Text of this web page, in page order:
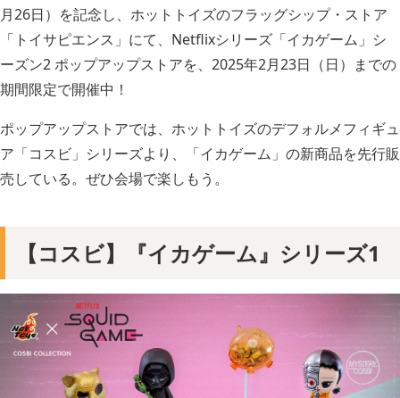
月26日）を記念し、ホットトイズのフラッグシップ・ストア
「トイサピエンス」にて、Netflixシリーズ「イカゲーム」シ
ーズン2 ポップアップストアを、2025年2月23日（日）までの
期間限定で開催中！
ポップアップストアでは、ホットトイズのデフォルメフィギュ
ア「コスビ」シリーズより、「イカゲーム」の新商品を先行販
売している。ぜひ会場で楽しもう。
【コスビ】『イカゲーム』シリーズ1